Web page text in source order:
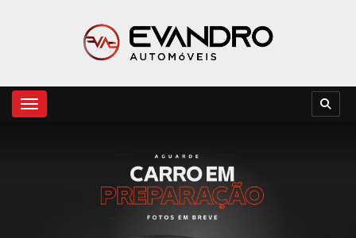
Toggle navigation